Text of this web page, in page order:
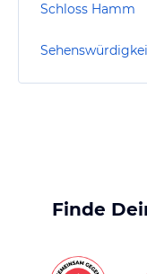
Schloss Hamm
Finde